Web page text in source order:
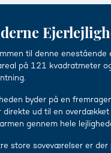
til denne
på 121 kvadratmeter
byder på en
direkte ud til en
gennem hele
store soveværelser er